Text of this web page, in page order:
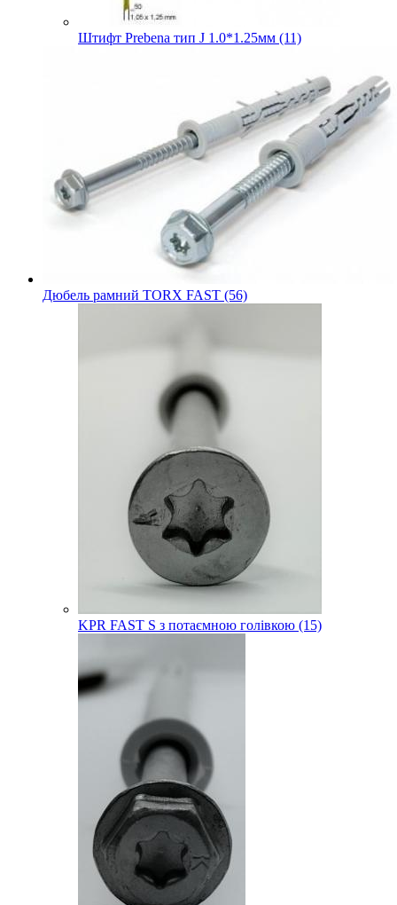
Штифт Prebena тип J 1.0*1.25мм (11)
Дюбель рамний TORX FAST (56)
KPR FAST S з потаємною голівкою (15)